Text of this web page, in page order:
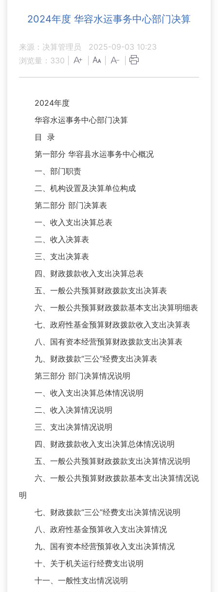
2024年度 华容水运事务中心部门决算
来源：决算管理员
2025-09-03 10:23
浏览量： 330
2024年度
华容水运事务中心部门决算
目 录
第一部分 华容县水运事务中心概况
一、部门职责
二、机构设置及决算单位构成
第二部分 部门决算表
一、收入支出决算总表
二、收入决算表
三、支出决算表
四、财政拨款收入支出决算总表
五、一般公共预算财政拨款支出决算表
六、一般公共预算财政拨款基本支出决算明细表
七、政府性基金预算财政拨款收入支出决算表
八、国有资本经营预算财政拨款支出决算表
九、财政拨款“三公”经费支出决算表
第三部分 部门决算情况说明
一、收入支出决算总体情况说明
二、收入决算情况说明
三、支出决算情况说明
四、财政拨款收入支出决算总体情况说明
五、一般公共预算财政拨款支出决算情况说明
六、一般公共预算财政拨款基本支出决算情况说
明
七、财政拨款“三公”经费支出决算情况说明
八、政府性基金预算收入支出决算情况
九、国有资本经营预算收入支出决算情况
十、关于机关运行经费支出说明
十一、一般性支出情况说明